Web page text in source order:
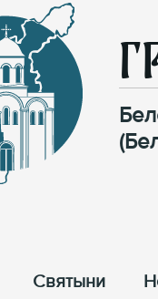
Cвятыни